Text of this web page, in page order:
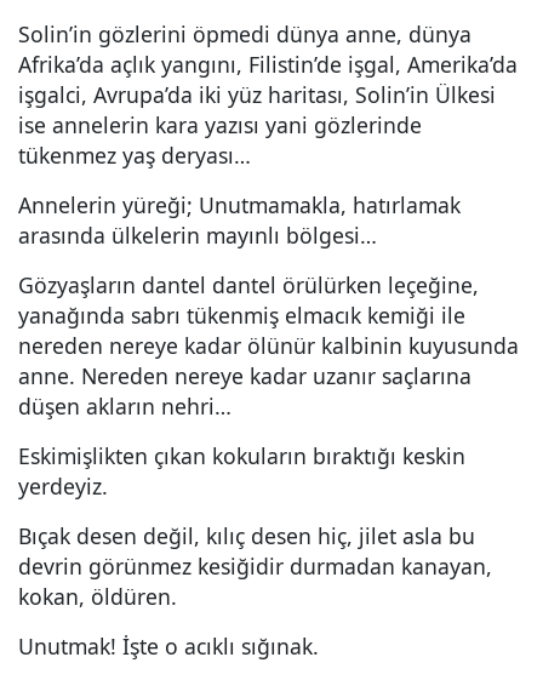
Solin’in gözlerini öpmedi dünya anne, dünya
Afrika’da açlık yangını, Filistin’de işgal, Amerika’da
işgalci, Avrupa’da iki yüz haritası, Solin’in Ülkesi
ise annelerin kara yazısı yani gözlerinde
tükenmez yaş deryası…
Annelerin yüreği; Unutmamakla, hatırlamak
arasında ülkelerin mayınlı bölgesi…
Gözyaşların dantel dantel örülürken leçeğine,
yanağında sabrı tükenmiş elmacık kemiği ile
nereden nereye kadar ölünür kalbinin kuyusunda
anne. Nereden nereye kadar uzanır saçlarına
düşen akların nehri…
Eskimişlikten çıkan kokuların bıraktığı keskin
yerdeyiz.
Bıçak desen değil, kılıç desen hiç, jilet asla bu
devrin görünmez kesiğidir durmadan kanayan,
kokan, öldüren.
Unutmak! İşte o acıklı sığınak.